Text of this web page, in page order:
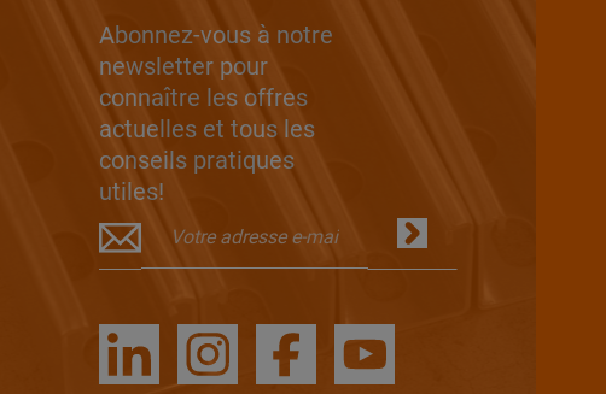
Abonnez-vous à notre
newsletter pour
connaître les offres
actuelles et tous les
conseils pratiques
utiles!